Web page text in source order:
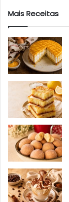
Mais Receitas